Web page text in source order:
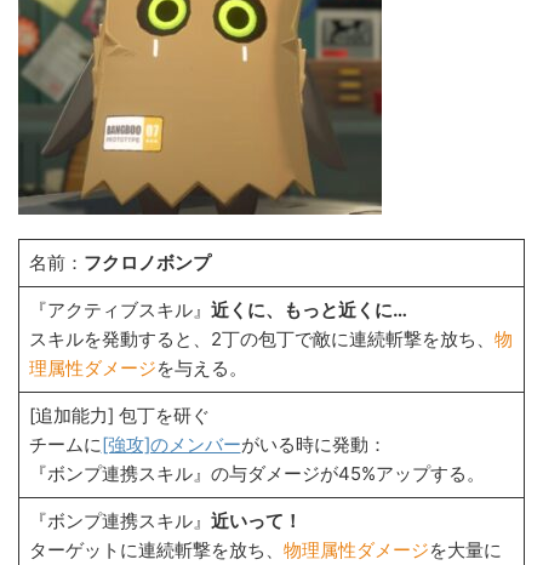
名前： フクロノボンプ
『アクティブスキル』 近くに、もっと近くに…
スキルを発動すると、2丁の包丁で敵に連続斬撃を放ち、 物
理属性ダメージを与える。
[追加能力] 包丁を研ぐ
チームに[強攻]のメンバーがいる時に発動：
『ボンプ連携スキル』の与ダメージが45%アップする。
『ボンプ連携スキル』 近いって！
ターゲットに連続斬撃を放ち、 物理属性ダメージを大量に